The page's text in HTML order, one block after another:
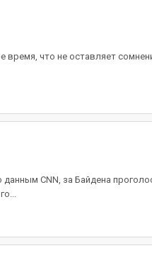
время, что не оставляет
CNN, за Байдена